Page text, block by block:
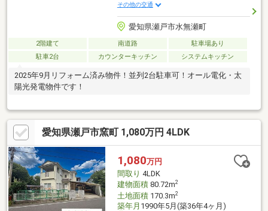
その他の交通
愛知県瀬戸市水無瀬町
2階建て 南道路
駐車場あり
駐車2台
カウンターキッチン システムキッチン
2025年9月リフォーム済み物件！並列2台駐車可！オール電化・太
陽光発電物件です！
愛知県瀬戸市窯町 1,080万円 4LDK
1,080万円
間取り 4LDK
建物面積80.72m2
土地面積170.3m2
築年月 1990年5月(築36年4ヶ月)